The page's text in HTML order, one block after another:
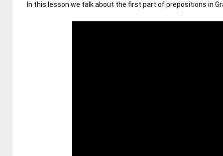
In this lesson we talk about the first part of prepositions in